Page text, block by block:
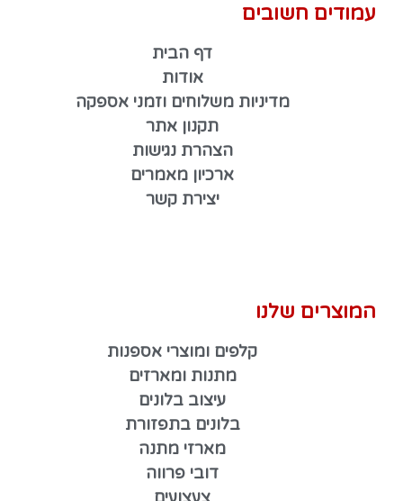
עמודים חשובים
דף הבית
אודות
מדיניות משלוחים וזמני אספקה
תקנון אתר
הצהרת נגישות
ארכיון מאמרים
יצירת קשר
המוצרים שלנו
קלפים ומוצרי אספנות
מתנות ומארזים
עיצוב בלונים
בלונים בתפזורת
מארזי מתנה
דובי פרווה